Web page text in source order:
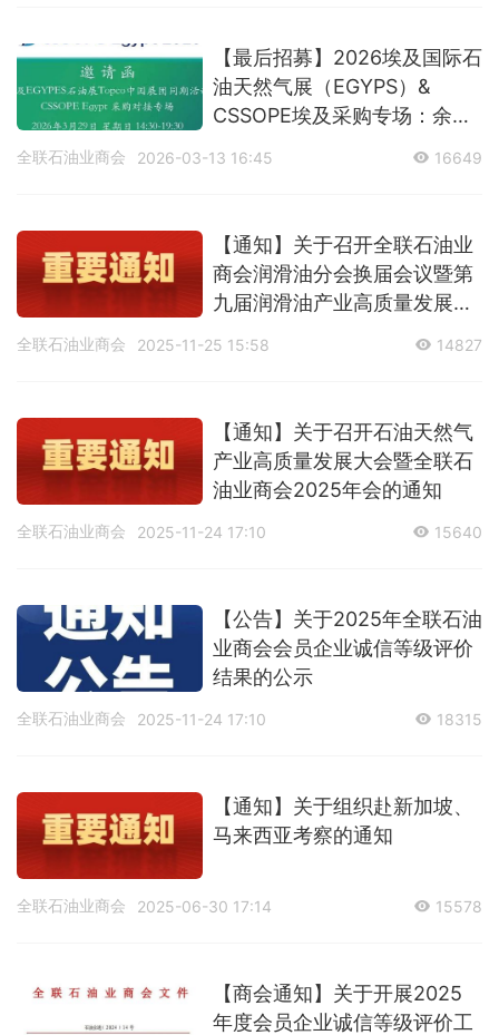
【最后招募】2026埃及国际石
油天然气展（EGYPS）&
CSSOPE埃及采购专场：余位
全联石油业商会 2026-03-13 16:45 16649
【通知】关于召开全联石油业
商会润滑油分会换届会议暨第
九届润滑油产业高质量发展大
全联石油业商会 2025-11-25 15:58 14827
【通知】关于召开石油天然气
产业高质量发展大会暨全联石
油业商会2025年会的通知
全联石油业商会 2025-11-24 17:10 15640
【公告】关于2025年全联石油
业商会会员企业诚信等级评价
结果的公示
全联石油业商会 2025-11-24 17:10 18315
【通知】关于组织赴新加坡、
马来西亚考察的通知
全联石油业商会 2025-06-30 17:14 15578
【商会通知】关于开展2025
年度会员企业诚信等级评价工